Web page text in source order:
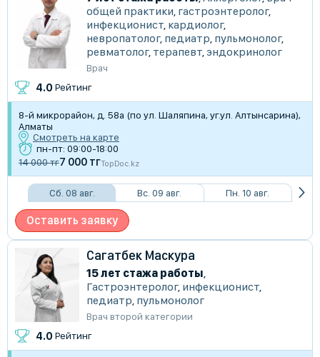
общей практики, гастроэнтеролог,
инфекционист, кардиолог,
невропатолог, педиатр, пульмонолог,
ревматолог, терапевт, эндокринолог
Врач
4.0 Рейтинг
8-й микрорайон, д. 58а (по ул. Шаляпина, уг.ул. Алтынсарина),
Алматы
Смотреть на карте
пн-пт: 09:00-18:00
14 000 тг7 000 тгTopDoc.kz
Сб. 08 авг. Вс. 09 авг. Пн. 10 авг.
Оставить заявку
Сагатбек Маскура
15 лет стажа работы,
Гастроэнтеролог, инфекционист,
педиатр, пульмонолог
Врач второй категории
4.0 Рейтинг